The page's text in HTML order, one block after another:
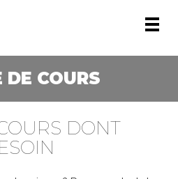
COURS
DONT